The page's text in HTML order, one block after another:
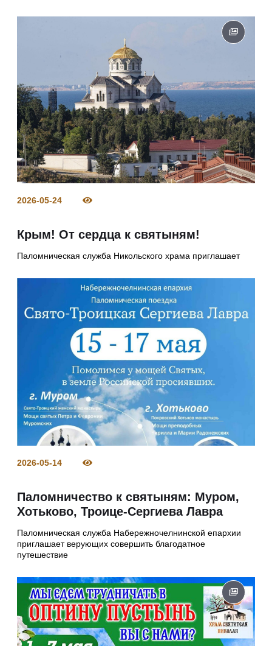
2026-05-24
Крым! От сердца к святыням!
Паломническая служба Никольского храма приглашает
2026-05-14
Паломничество к святыням: Муром,
Хотьково, Троице‑Сергиева Лавра
Паломническая служба Набережночелнинской епархии
приглашает верующих совершить благодатное
путешествие